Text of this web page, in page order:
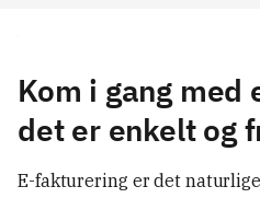
Kom i gang
det er enkelt og
E-fakturering er det